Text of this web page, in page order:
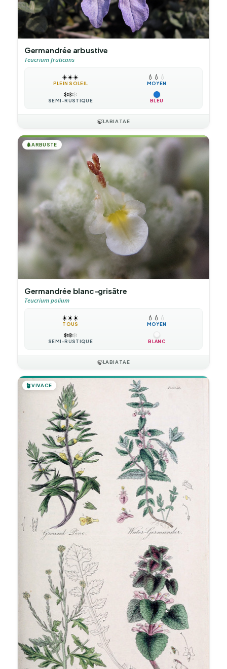
Germandrée arbustive
Teucrium fruticans
☀️☀️☀️
PLEIN SOLEIL
💧 💧 💧
MOYEN
❄️❄️❄️
SEMI-RUSTIQUE BLEU
🍃LABIATAE
🌲ARBUSTE
Germandrée blanc-grisâtre
Teucrium polium
☀️☀️☀️
TOUS
💧 💧 💧
MOYEN
❄️❄️❄️
SEMI-RUSTIQUE BLANC
🍃LABIATAE
🪴VIVACE